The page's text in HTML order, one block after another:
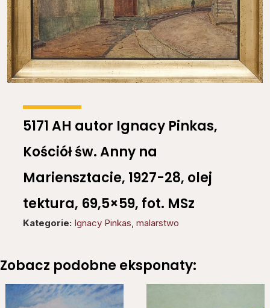
5171 AH autor Ignacy Pinkas,
Kościół św. Anny na
Mariensztacie, 1927-28, olej
tektura, 69,5×59, fot. MSz
Kategorie: Ignacy Pinkas, malarstwo
Zobacz podobne eksponaty: